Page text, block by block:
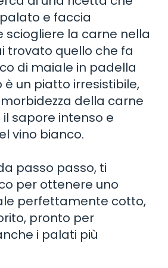
e faccia
la carne nella
trovato quello che fa
di maiale in padella
è un piatto irresistibile,
della carne
sapore intenso e
vino bianco.
passo passo, ti
per ottenere uno
perfettamente cotto,
pronto per
i palati più